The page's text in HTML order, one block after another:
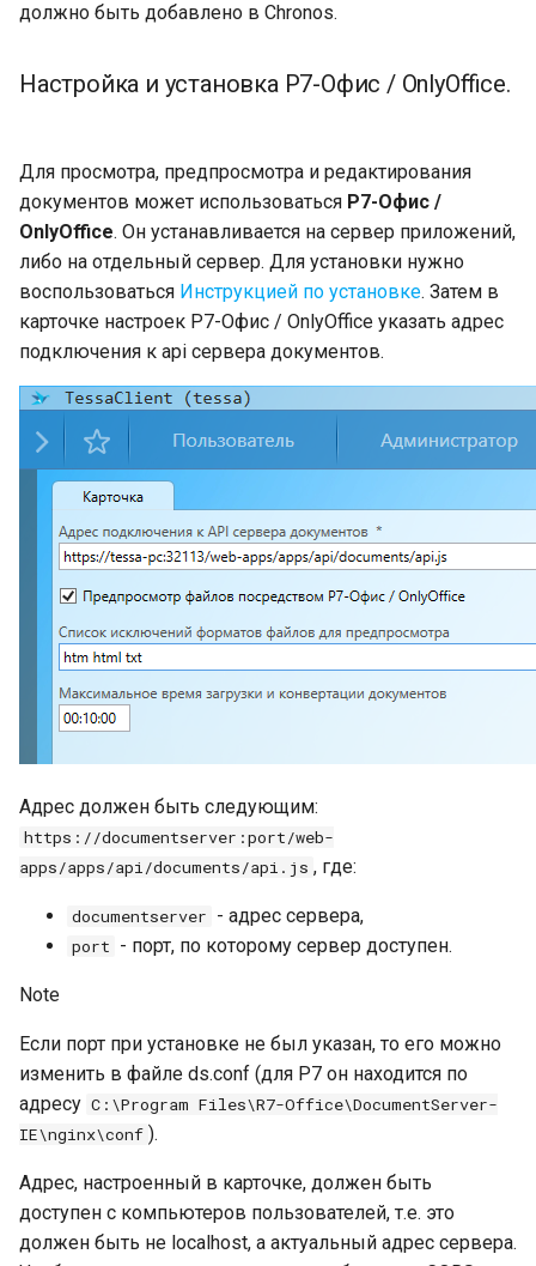
должно быть добавлено в Chronos.
Настройка и установка Р7-Офис / OnlyOffice.
Для просмотра, предпросмотра и редактирования
документов может использоваться Р7-Офис /
OnlyOffice. Он устанавливается на сервер приложений,
либо на отдельный сервер. Для установки нужно
воспользоваться Инструкцией по установке. Затем в
карточке настроек Р7-Офис / OnlyOffice указать адрес
подключения к api сервера документов.
Адрес должен быть следующим:
https://documentserver:port/web-
apps/apps/api/documents/api.js , где:
documentserver - адрес сервера,
port - порт, по которому сервер доступен.
Note
Если порт при установке не был указан, то его можно
изменить в файле ds.conf (для Р7 он находится по
адресу C:\Program Files\R7-Office\DocumentServer-
IE\nginx\conf ).
Адрес, настроенный в карточке, должен быть
доступен с компьютеров пользователей, т.е. это
должен быть не localhost, а актуальный адрес сервера.